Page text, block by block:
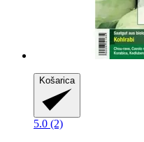
Košarica
5.0 (2)